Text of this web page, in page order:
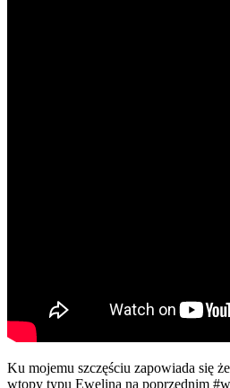
Ku mojemu szczęściu zapowiada się
wtopy typu Ewelina na poprzednim